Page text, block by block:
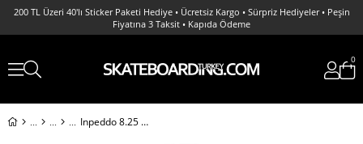
200 TL Üzeri 40'lı Sticker Paketi Hediye • Ücretsiz Kargo • Sürpriz Hediyeler • Peşin
Fiyatına 3 Taksit • Kapıda Ödeme
0
Inpeddo 8.25 Malgrab Cat Deck Profesyonel Kaykay Tahtası